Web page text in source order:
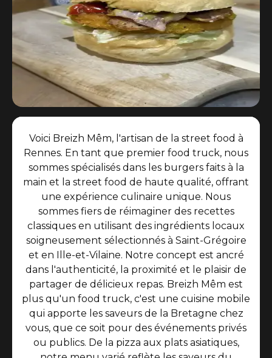
Voici Breizh Mêm, l'artisan de la street food à
Rennes. En tant que premier food truck, nous
sommes spécialisés dans les burgers faits à la
main et la street food de haute qualité, offrant
une expérience culinaire unique. Nous
sommes fiers de réimaginer des recettes
classiques en utilisant des ingrédients locaux
soigneusement sélectionnés à Saint-Grégoire
et en Ille-et-Vilaine. Notre concept est ancré
dans l'authenticité, la proximité et le plaisir de
partager de délicieux repas. Breizh Mêm est
plus qu'un food truck, c'est une cuisine mobile
qui apporte les saveurs de la Bretagne chez
vous, que ce soit pour des événements privés
ou publics. De la pizza aux plats asiatiques,